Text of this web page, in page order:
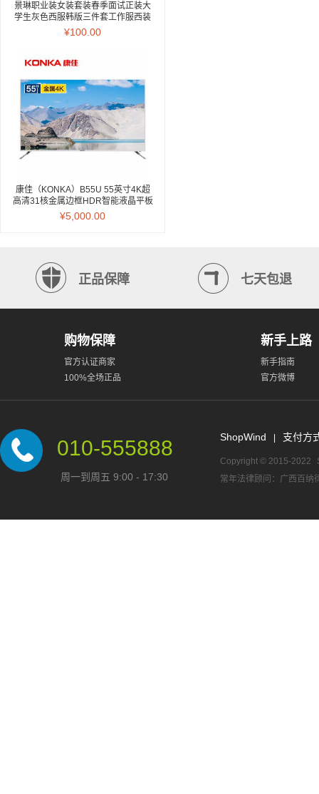
景琳职业装女装套装春季面试正装大
学生灰色西服韩版三件套工作服西装
灰色西装 西裤 L
¥100.00
康佳（KONKA）B55U 55英寸4K超
高清31核金属边框HDR智能液晶平板
电视
¥5,000.00
正品保障 七天包退
购物保障
官方认证商家
100%全场正品
新手上路
新手指南
官方微博
010-555888
周一到周五 9:00 - 17:30
ShopWind 支付方
Copyright © 2015-2022
常年法律顾问：广西百纳